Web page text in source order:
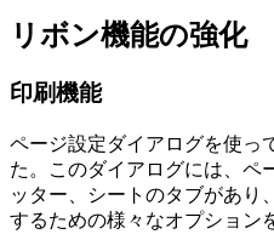
リボン機能の強化
印刷機能
ページ設定ダイアログを使っ
た。このダイアログには、ペ
ッター、シートのタブがあり
するための様々なオプション